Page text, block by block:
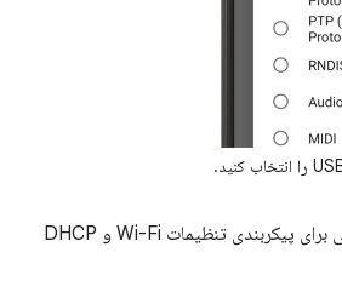
گزینه‌های شبکه، روش‌هایی برای پیکربندی تنظیمات Wi-Fi و DHCP